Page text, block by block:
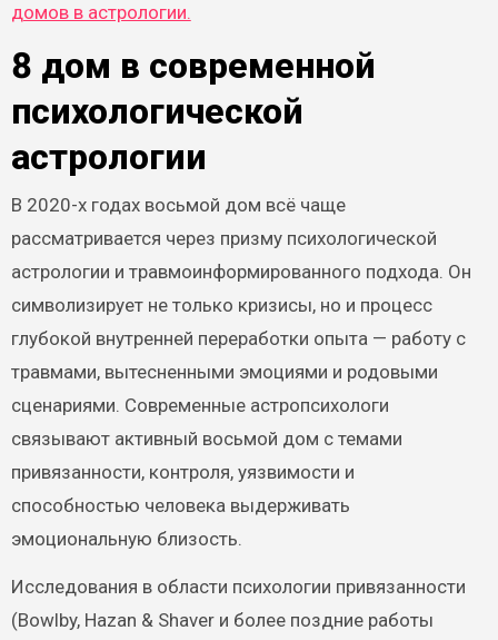
домов в астрологии.
8 дом в современной
психологической
астрологии
В 2020-х годах восьмой дом всё чаще
рассматривается через призму психологической
астрологии и травмоинформированного подхода. Он
символизирует не только кризисы, но и процесс
глубокой внутренней переработки опыта — работу с
травмами, вытесненными эмоциями и родовыми
сценариями. Современные астропсихологи
связывают активный восьмой дом с темами
привязанности, контроля, уязвимости и
способностью человека выдерживать
эмоциональную близость.
Исследования в области психологии привязанности
(Bowlby, Hazan & Shaver и более поздние работы